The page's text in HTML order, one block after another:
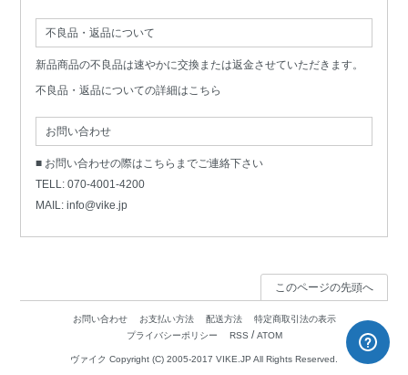
不良品・返品について
新品商品の不良品は速やかに交換または返金させていただきます。
不良品・返品についての詳細はこちら
お問い合わせ
■ お問い合わせの際はこちらまでご連絡下さい
TELL: 070-4001-4200
MAIL: info@vike.jp
このページの先頭へ
お問い合わせ お支払い方法 配送方法
特定商取引法の表示
プライバシーポリシー
RSS /ATOM
ヴァイク Copyright (C) 2005-2017 VIKE.JP All Rights Reserved.